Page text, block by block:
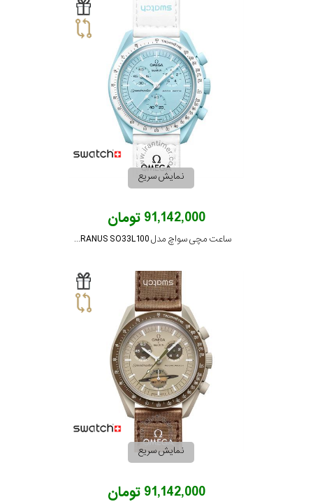
نمایش سریع
91,142,000 تومان
ساعت مچی سواچ مدل MISSION TO URANUS SO33L100
نمایش سریع
91,142,000 تومان